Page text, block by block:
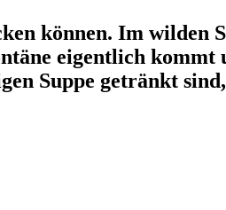
können. Im wilden
eigentlich kommt
Suppe getränkt